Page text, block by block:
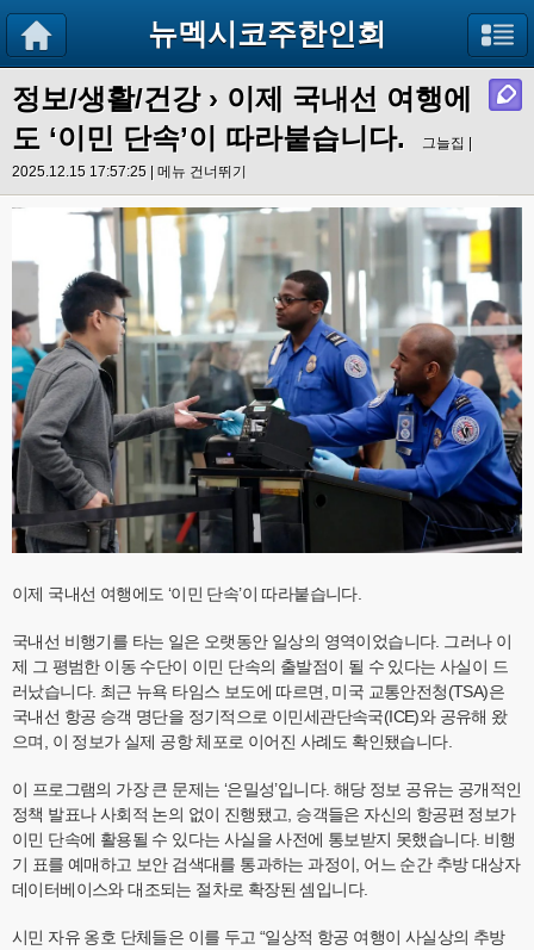
뉴멕시코주한인회
정보/생활/건강› 이제 국내선 여행에
도 ‘이민 단속’이 따라붙습니다.
그늘집 |
2025.12.15 17:57:25 | 메뉴 건너뛰기
이제 국내선 여행에도 ‘이민 단속’이 따라붙습니다.
국내선 비행기를 타는 일은 오랫동안 일상의 영역이었습니다. 그러나 이
제 그 평범한 이동 수단이 이민 단속의 출발점이 될 수 있다는 사실이 드
러났습니다. 최근 뉴욕 타임스 보도에 따르면, 미국 교통안전청(TSA)은
국내선 항공 승객 명단을 정기적으로 이민세관단속국(ICE)와 공유해 왔
으며, 이 정보가 실제 공항 체포로 이어진 사례도 확인됐습니다.
이 프로그램의 가장 큰 문제는 ‘은밀성’입니다. 해당 정보 공유는 공개적인
정책 발표나 사회적 논의 없이 진행됐고, 승객들은 자신의 항공편 정보가
이민 단속에 활용될 수 있다는 사실을 사전에 통보받지 못했습니다. 비행
기 표를 예매하고 보안 검색대를 통과하는 과정이, 어느 순간 추방 대상자
데이터베이스와 대조되는 절차로 확장된 셈입니다.
시민 자유 옹호 단체들은 이를 두고 “일상적 항공 여행이 사실상의 추방